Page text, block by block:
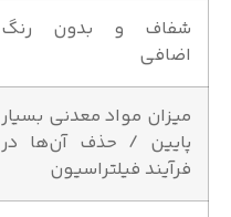
شفاف و بدون رنگ
اضافی
میزان مواد معدنی بسیار
پایین / حذف آن‌ها در
فرآیند فیلتراسیون